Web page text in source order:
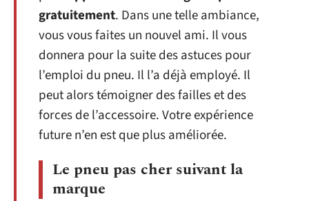
gratuitement. Dans une telle ambiance,
vous vous faites un nouvel ami. Il vous
donnera pour la suite des astuces pour
l’emploi du pneu. Il l’a déjà employé. Il
peut alors témoigner des failles et des
forces de l’accessoire. Votre expérience
future n’en est que plus améliorée.
Le pneu pas cher suivant la
marque